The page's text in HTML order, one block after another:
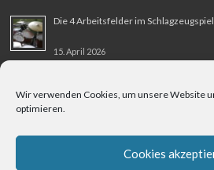
Wir verwenden Cookies, um unsere Website
optimieren.
Cookies
Die 4 Arbeitsfelder im
15. April 2026
31. August 2025
Berliner Flughafen Tegel – Berlin-